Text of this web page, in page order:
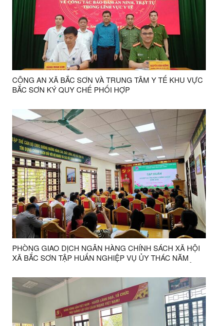
CÔNG AN XÃ BẮC SƠN VÀ TRUNG TÂM Y TẾ KHU VỰC
BẮC SƠN KÝ QUY CHẾ PHỐI HỢP
PHÒNG GIAO DỊCH NGÂN HÀNG CHÍNH SÁCH XÃ HỘI
XÃ BẮC SƠN TẬP HUẤN NGHIỆP VỤ ỦY THÁC NĂM
TIẾT KIỆM VÀ VAY VỐN